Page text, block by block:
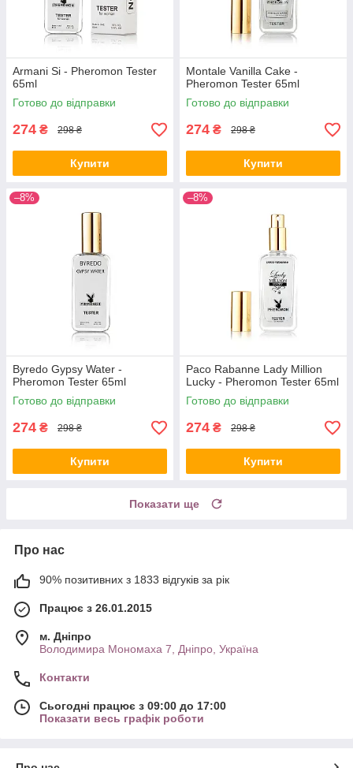
Armani Si - Pheromon Tester
65ml
Готово до відправки
274 ₴ 298 ₴
Купити
Montale Vanilla Cake -
Pheromon Tester 65ml
Готово до відправки
274 ₴ 298 ₴
Купити
–8%
Byredo Gypsy Water -
Pheromon Tester 65ml
Готово до відправки
274 ₴ 298 ₴
Купити
–8%
Paco Rabanne Lady Million
Lucky - Pheromon Tester 65ml
Готово до відправки
274 ₴ 298 ₴
Купити
Показати ще
Про нас
90% позитивних з 1833 відгуків за рік
Працює з 26.01.2015
м. Дніпро
Володимира Мономаха 7, Дніпро, Україна
Контакти
Сьогодні працює з 09:00 до 17:00
Показати весь графік роботи